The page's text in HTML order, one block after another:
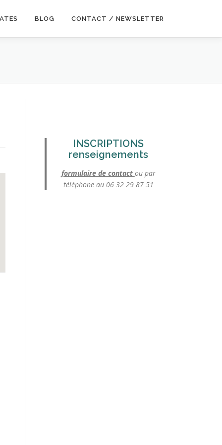
BLOG CONTACT / NEWSLETTER
INSCRIPTIONS
renseignements
formulaire de contact ou par
téléphone au 06 32 29 87 51